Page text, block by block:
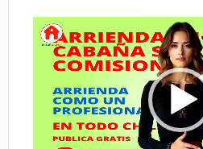
Reproductor
de
Video